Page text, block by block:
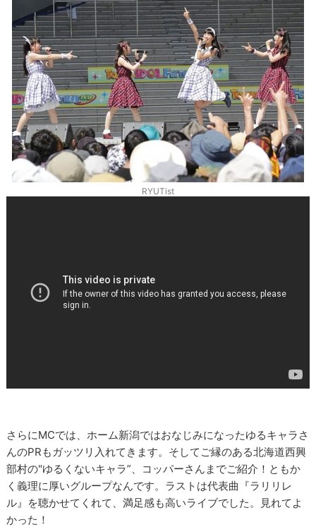
RYUTist
さらにMCでは、ホーム新潟ではおなじみになったゆるキャラさ
んのPRもガッツリ入れてきます。そしてご縁のある北海道西興
部村の"ゆるくないキャラ”、コッパーさんまでご紹介！ともか
く義理に厚いグループなんです。ラストは代表曲『ラリリレ
ル』を聴かせてくれて、満足感も高いライブでした。見れてよ
かった！